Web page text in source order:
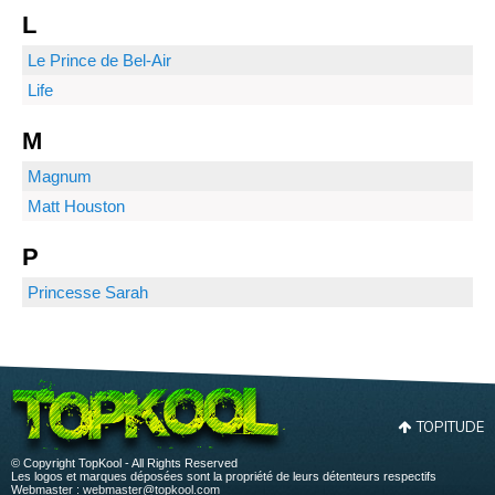
L
Le Prince de Bel-Air
Life
M
Magnum
Matt Houston
P
Princesse Sarah
TOPITUDE
© Copyright TopKool - All Rights Reserved
Les logos et marques déposées sont la propriété de leurs détenteurs respectifs
Webmaster : webmaster@topkool.com